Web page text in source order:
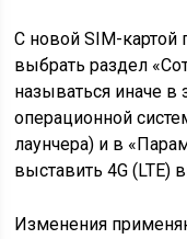
С новой SIM-картой
выбрать раздел
называться иначе в
операционной
лаунчера) и в
выставить 4G (LTE)
Изменения